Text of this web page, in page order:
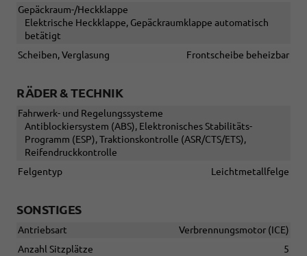
Gepäckraum-/Heckklappe
Elektrische Heckklappe, Gepäckraumklappe automatisch
betätigt
Scheiben, Verglasung
Frontscheibe beheizbar
RÄDER & TECHNIK
Fahrwerk- und Regelungssysteme
Antiblockiersystem (ABS), Elektronisches Stabilitäts-
Programm (ESP), Traktionskontrolle (ASR/CTS/ETS),
Reifendruckkontrolle
Felgentyp
Leichtmetallfelge
SONSTIGES
Antriebsart
Verbrennungsmotor (ICE)
Anzahl Sitzplätze
5